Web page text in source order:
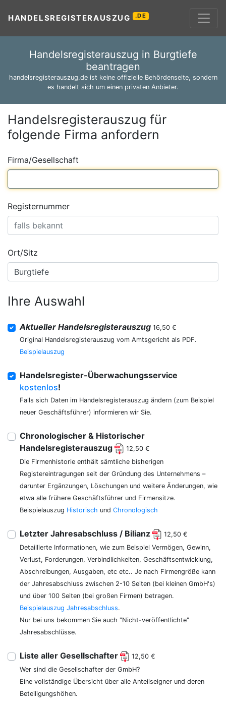
HANDELSREGISTERAUSZUG .DE
Handelsregisterauszug in Burgtiefe
beantragen
handelsregisterauszug.de ist keine offizielle Behördenseite, sondern
es handelt sich um einen privaten Anbieter.
Handelsregisterauszug für
folgende Firma anfordern
Firma/Gesellschaft
Registernummer
Ort/Sitz
Ihre Auswahl
Aktueller Handelsregisterauszug 16,50 €
Original Handelsregisterauszug vom Amtsgericht als PDF.
Beispielauszug
Handelsregister-Überwachungsservice
kostenlos!
Falls sich Daten im Handelsregisterauszug ändern (zum Beispiel
neuer Geschäftsführer) informieren wir Sie.
Chronologischer & Historischer
Handelsregisterauszug
12,50 €
Die Firmenhistorie enthält sämtliche bisherigen
Registereintragungen seit der Gründung des Unternehmens –
darunter Ergänzungen, Löschungen und weitere Änderungen, wie
etwa alle frühere Geschäftsführer und Firmensitze.
Beispielauszug Historisch und Chronologisch
Letzter Jahresabschluss / Bilianz
12,50 €
Detaillierte Informationen, wie zum Beispiel Vermögen, Gewinn,
Verlust, Forderungen, Verbindlichkeiten, Geschäftsentwicklung,
Abschreibungen, Ausgaben, etc etc.. Je nach Firmengröße kann
der Jahresabschluss zwischen 2-10 Seiten (bei kleinen GmbH's)
und über 100 Seiten (bei großen Firmen) betragen.
Beispielauszug Jahresabschluss.
Nur bei uns bekommen Sie auch "Nicht-veröffentlichte"
Jahresabschlüsse.
Liste aller Gesellschafter
12,50 €
Wer sind die Gesellschafter der GmbH?
Eine vollständige Übersicht über alle Anteilseigner und deren
Beteiligungshöhen.